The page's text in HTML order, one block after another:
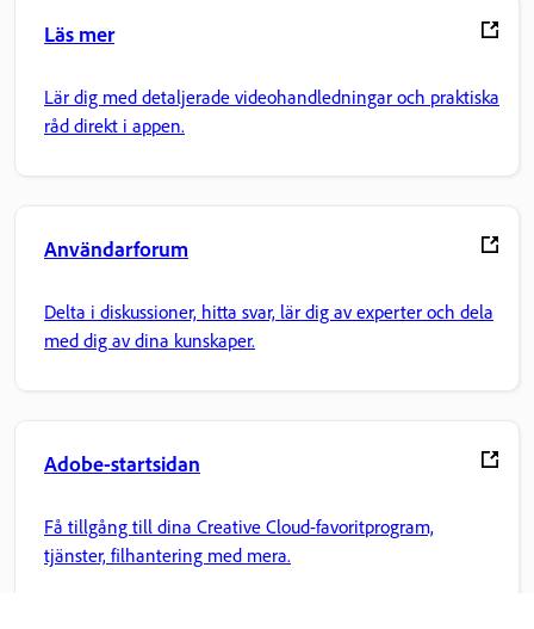
Läs mer
Lär dig med detaljerade videohandledningar och praktiska
råd direkt i appen.
Användarforum
Delta i diskussioner, hitta svar, lär dig av experter och dela
med dig av dina kunskaper.
Adobe-startsidan
Få tillgång till dina Creative Cloud-favoritprogram,
tjänster, filhantering med mera.